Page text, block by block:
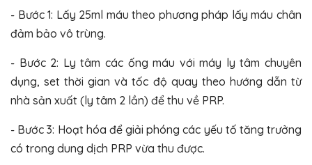
- Bước 1: Lấy 25ml máu theo phương pháp lấy máu chân
đảm bảo vô trùng.
- Bước 2: Ly tâm các ống máu với máy ly tâm chuyên
dụng, set thời gian và tốc độ quay theo hướng dẫn từ
nhà sản xuất (ly tâm 2 lần) để thu về PRP.
- Bước 3: Hoạt hóa để giải phóng các yếu tố tăng trưởng
có trong dung dịch PRP vừa thu được.